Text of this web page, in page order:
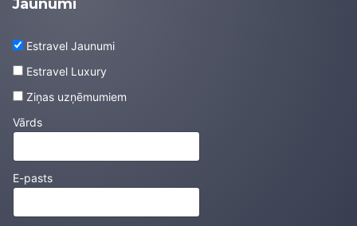
Jaunumi
Estravel Jaunumi
Estravel Luxury
Ziņas uzņēmumiem
Vārds
E-pasts